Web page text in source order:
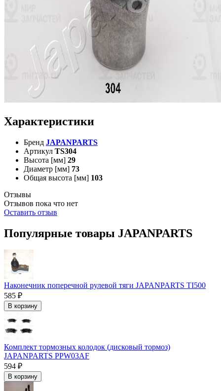
Характеристики
Бренд JAPANPARTS
Артикул TS304
Высота [мм] 29
Диаметр [мм] 73
Общая высота [мм] 103
Отзывы
Отзывов пока что нет
Оставить отзыв
Популярные товары JAPANPARTS
Наконечник поперечной рулевой тяги JAPANPARTS TI500
585 ₽
В корзину
Комплект тормозных колодок (дисковый тормоз)
JAPANPARTS PPW03AF
594 ₽
В корзину